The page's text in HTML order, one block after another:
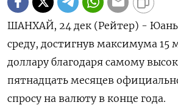
ШАНХАЙ, 24 дек (Рейтер) - Юань
среду, достигнув максимума 15
доллару благодаря самому
пятнадцать ⁠месяцев
спросу на валюту в конце года.